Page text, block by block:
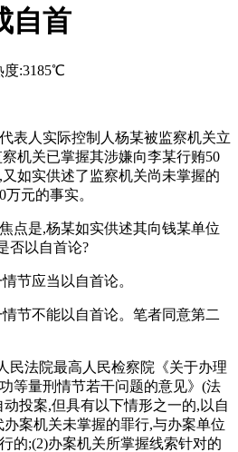
自首
度:3185℃
表人实际控制人杨某被监察机关立
机关已掌握其涉嫌向李某行贿50
如实供述了监察机关尚未掌握的
元的事实。
点是,杨某如实供述其向钱某单位
否以自首论?
节应当以自首论。
节不能以自首论。笔者同意第二
民法院最高人民检察院《关于办理
等量刑情节若干问题的意见》(法
动投案,但具有以下情形之一的,以自
案机关未掌握的罪行,与办案单位
的;(2)办案机关所掌握线索针对的